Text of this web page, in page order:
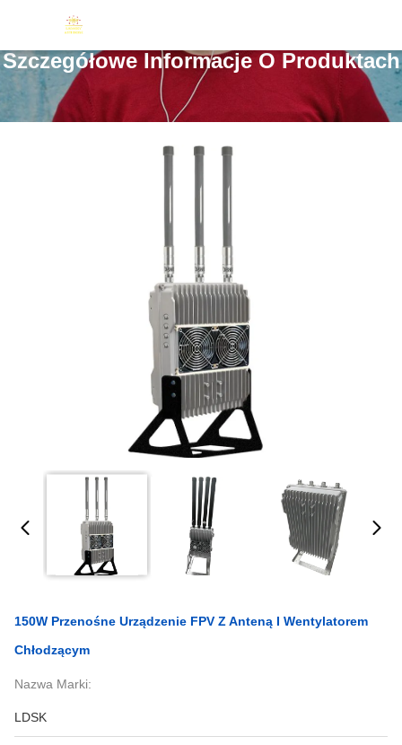
Szczegółowe Informacje O Produktach
150W Przenośne Urządzenie FPV Z Anteną I Wentylatorem
Chłodzącym
Nazwa Marki:
LDSK